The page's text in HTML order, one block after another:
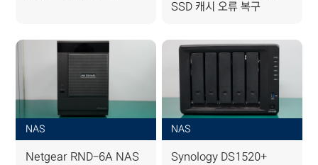
SSD 캐시 오류 복구
NAS
Netgear RND-6A NAS
NAS
Synology DS1520+